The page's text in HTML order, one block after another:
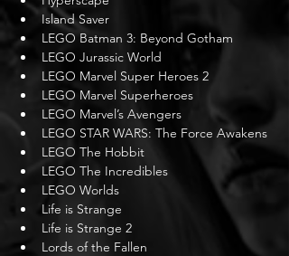
Island Saver
LEGO Batman 3: Beyond Gotham
LEGO Jurassic World
LEGO Marvel Super Heroes 2
LEGO Marvel Superheroes
LEGO Marvel’s Avengers
LEGO STAR WARS: The Force Awakens
LEGO The Hobbit
LEGO The Incredibles
LEGO Worlds
Life is Strange
Life is Strange 2
Lords of the Fallen